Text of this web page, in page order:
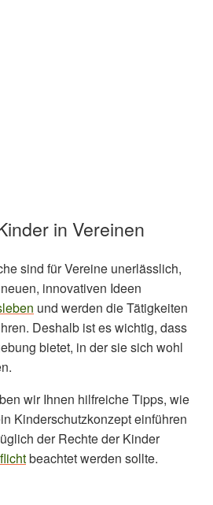
in Vereinen
sind für Vereine unerlässlich,
innovativen Ideen
und werden die Tätigkeiten
Deshalb ist es wichtig, dass
bietet, in der sie sich wohl
wir Ihnen hilfreiche Tipps, wie
Kinderschutzkonzept einführen
der Rechte der Kinder
beachtet werden sollte.